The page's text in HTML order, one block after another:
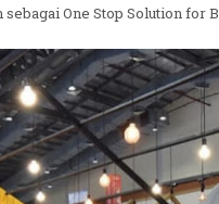
One Stop Solution for